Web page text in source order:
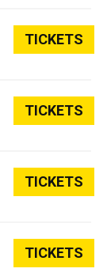
TICKETS
TICKETS
TICKETS
TICKETS